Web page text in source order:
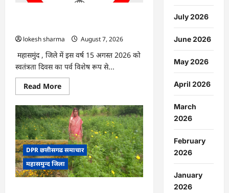
कार्यशाला
आयोजित
lokesh sharma
August 7, 2026
महासमुंद , जिले में इस वर्ष 15 अगस्त 2026 को
स्वतंत्रता दिवस का पर्व विशेष रूप से...
Read MoreRead
more
CG
:
15
अगस्त
को
जिले
में
आजादी
का
जश्न
साक्षरता
DPR छत्तीसगढ समाचार
महासमुन्द जिला
July 2026
June 2026
May 2026
April 2026
March
2026
February
2026
January
2026